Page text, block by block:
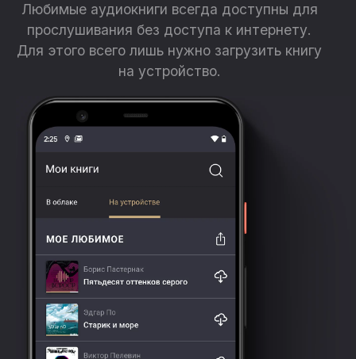
Любимые аудиокниги всегда доступны для
прослушивания без доступа к интернету.
Для этого всего лишь нужно загрузить книгу
на устройство.